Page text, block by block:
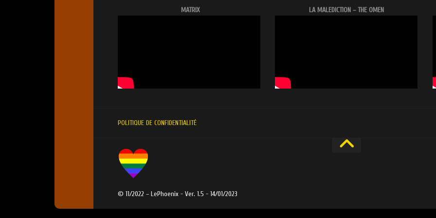
MATRIX LA MALEDICTION – THE OMEN
POLITIQUE DE CONFIDENTIALITÉ
© 11/2022 – LePhoenix - Ver. 1.5 - 14/01/2023